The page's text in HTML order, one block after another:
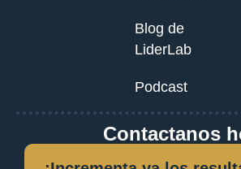
Blog de
LiderLab
Podcast
Contactanos